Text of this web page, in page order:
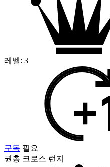
레벨: 3
구독 필요
권총 크로스 런지